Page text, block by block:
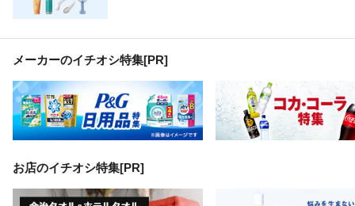
メーカーのイチオシ特集[PR]
お店のイチオシ特集[PR]